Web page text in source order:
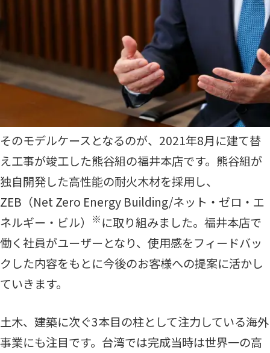
そのモデルケースとなるのが、2021年8月に建て替
え工事が竣工した熊谷組の福井本店です。熊谷組が
独自開発した高性能の耐火木材を採用し、
ZEB（Net Zero Energy Building/ネット・ゼロ・エ
ネルギー・ビル）
※に取り組みました。福井本店で
働く社員がユーザーとなり、使用感をフィードバッ
クした内容をもとに今後のお客様への提案に活かし
ていきます。
土木、建築に次ぐ3本目の柱として注力している海外
事業にも注目です。台湾では完成当時は世界一の高